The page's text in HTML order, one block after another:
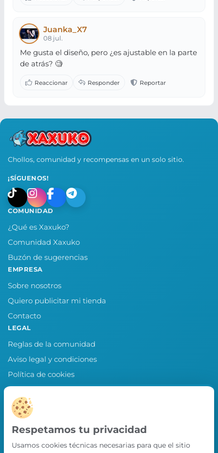
Juanka_X7
08 jul.
Me gusta el diseño, pero ¿es ajustable en la parte
de atrás? 🧐
Chollos, comunidad y recompensas en un solo sitio.
¡SÍGUENOS!
COMUNIDAD
¿Qué es Xaxuko?
Comunidad Xaxuko
Buzón de sugerencias
EMPRESA
Sobre nosotros
Quiero publicitar mi tienda
Contacto
LEGAL
Reglas de la comunidad
Aviso legal y condiciones
Política de cookies
Política de privacidad
Preferencias de cookies
LLEVA XAXUKO CONTIGO
Chollos, misiones y recompensas desde
nuestra APP.
Respetamos tu privacidad
Usamos cookies técnicas necesarias para que el sitio